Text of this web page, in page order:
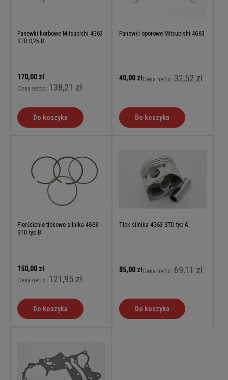
Panewki korbowe Mitsubishi 4G63
STD 0,25 B
170,00 zł
Cena netto: 138,21 zł
Do koszyka
Panewki oporowe Mitsubishi 4G63
40,00 złCena netto: 32,52 zł
Do koszyka
Pierścienie tłokowe silnika 4G63
STD typ B
150,00 zł
Cena netto: 121,95 zł
Do koszyka
Tłok silnika 4G63 STD typ A
85,00 złCena netto: 69,11 zł
Do koszyka